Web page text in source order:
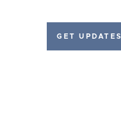
GET UPDATES